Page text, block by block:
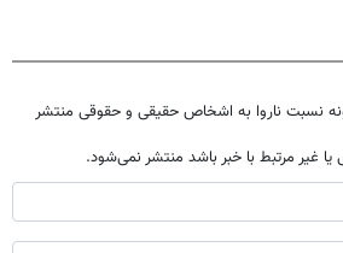
نسبت ناروا به اشخاص حقیقی و حقوقی منتشر
یا غیر مرتبط با خبر باشد منتشر نمی‌شود.